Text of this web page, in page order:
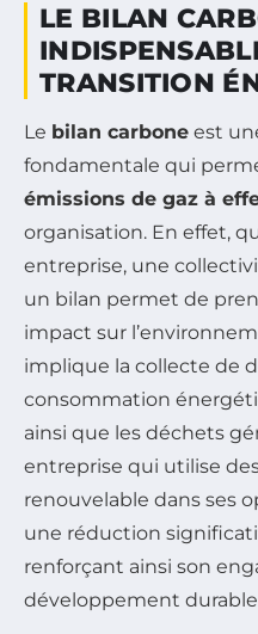
LE BILAN
TRANSITION
Le bilan carbone est
fondamentale qui
émissions de gaz à
organisation. En effet,
entreprise, une
un bilan permet de
impact sur
implique la collecte de
consommation
ainsi que les déchets
entreprise qui utilise
renouvelable dans ses
une réduction
renforçant ainsi son
développement